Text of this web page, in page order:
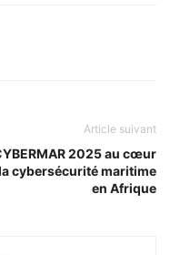
Article suivant
2025 au cœur
cybersécurité maritime
en Afrique